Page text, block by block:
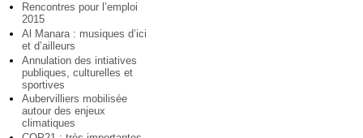
Rencontres pour l’emploi
2015
Al Manara : musiques d’ici
et d’ailleurs
Annulation des intiatives
publiques, culturelles et
sportives
Aubervilliers mobilisée
autour des enjeux
climatiques